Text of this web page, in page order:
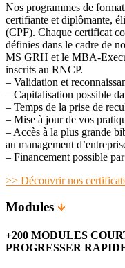
Nos programmes de
certifiante et diplômante,
(CPF). Chaque certificat
définies dans le cadre de
MS GRH et le MBA-
inscrits au RNCP.
– Validation et
– Capitalisation possible
– Temps de la prise de
– Mise à jour de vos
– Accès à la plus grande
au management
– Financement possible
>> Découvrir nos
Modules
+200 MODULES
PROGRESSER